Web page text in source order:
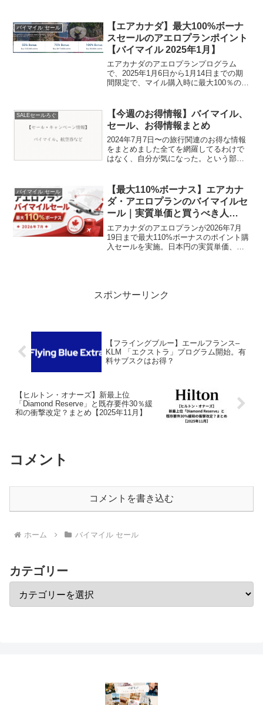
バイマイル セール
【エアカナダ】最大100%ボーナ
スセールのアエロプランポイント
【バイマイル 2025年1月】
エアカナダのアエロプランプログラム
で、2025年1月6日から1月14日までの期
間限定で、マイル購入時に最大100％のボ
きるチャンスをお見逃しなく！ボーナス
マイル獲得の仕...
SALEセールろぐ
【今週のお得情報】バイマイル、
セール、お得情報まとめ
2024年7月7日〜の旅行関連のお得な情報
をまとめました全てを網羅してるわけで
はなく、自分が気になった。という部分
ので、旅行を計画されている方は要チェ
ックそれでは、各カ...
バイマイル セール
【最大110%ボーナス】エアカナ
ダ・アエロプランのバイマイルセ
ール｜実質単価と買うべき人
【2026年7月】
エアカナダのアエロプランが2026年7月
19日まで最大110%ボーナスのポイント購
入セールを実施。日本円の実質単価、対
スポンサーリンク
【フライングブルー】エールフランス–
KLM 「エクストラ」プログラム開始。有
料サブスクはお得？
【ヒルトン・オナーズ】新最上位
「Diamond Reserve」と既存要件30％緩
和の衝撃改定？まとめ【2025年11月】
コメント
コメントを書き込む
ホーム バイマイル セール
カテゴリー